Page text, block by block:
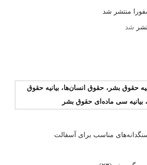
منتشر شد
شد
حقوق بشر، حقوق انسان‌ها، بیانیه حقوق
بیانیه سی ماده‌ای حقوق بشر
مناسب برای آسفالت